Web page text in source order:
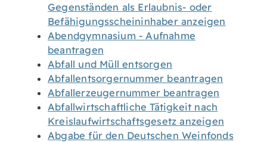
Gegenständen als Erlaubnis- oder
Befähigungsscheininhaber anzeigen
Abendgymnasium - Aufnahme
beantragen
Abfall und Müll entsorgen
Abfallentsorgernummer beantragen
Abfallerzeugernummer beantragen
Abfallwirtschaftliche Tätigkeit nach
Kreislaufwirtschaftsgesetz anzeigen
Abgabe für den Deutschen Weinfonds